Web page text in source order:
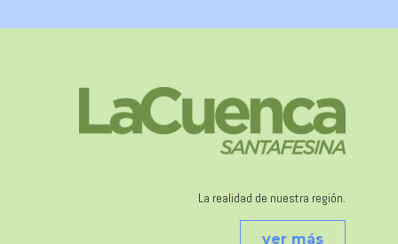
La realidad de nuestra región.
ver más